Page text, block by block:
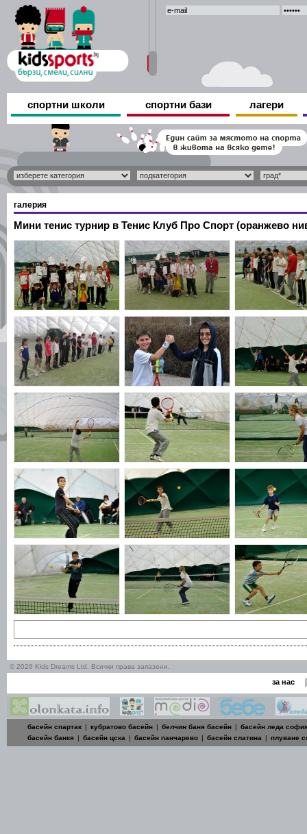
спортни школи спортни бази лагери
галерия
Мини тенис турнир в Тенис Клуб Про Спорт (оранжево
© 2026 Kids Dreams Ltd. Всички права запазени.
за нас
басейн спартак | кубратово басейн | белчин баня басейн | басейн леда
басейн банкя
| басейн цска | басейн панчарево | басейн слатина | плуване